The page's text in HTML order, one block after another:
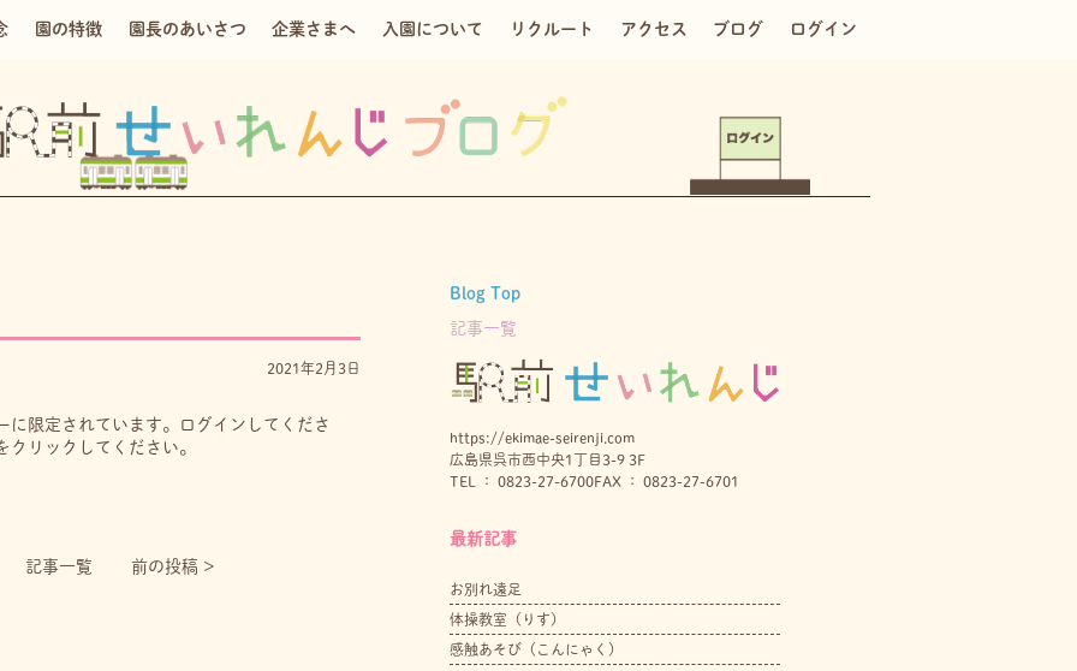
園の特徴 園長のあいさつ 企業さまへ 入園について リクルート アクセス ブログ ログイン
2021年2月3日
に限定されています。ログインしてくださ
クリックしてください。
記事一覧 前の投稿 >
Blog Top
記事一覧
https://ekimae-seirenji.com
広島県呉市西中央1丁目3-9 3F
TEL ： 0823-27-6700FAX ： 0823-27-6701
最新記事
お別れ遠足
体操教室（りす）
感触あそび（こんにゃく）